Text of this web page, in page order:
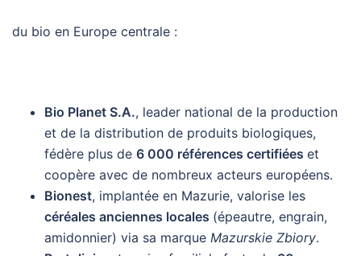
du bio en Europe centrale :
Bio Planet S.A., leader national de la production
et de la distribution de produits biologiques,
fédère plus de 6 000 références certifiées et
coopère avec de nombreux acteurs européens.
Bionest, implantée en Mazurie, valorise les
céréales anciennes locales (épeautre, engrain,
amidonnier) via sa marque Mazurskie Zbiory.